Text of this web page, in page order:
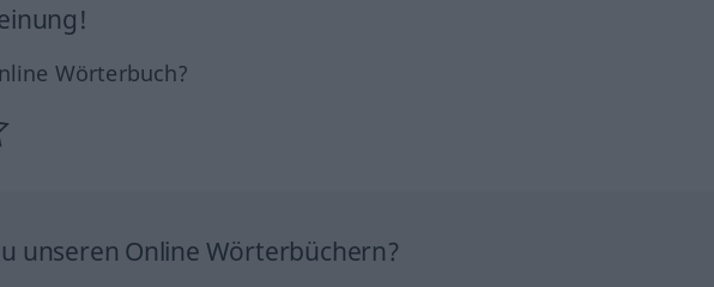
Wörterbuch?
unseren Online Wörterbüchern?